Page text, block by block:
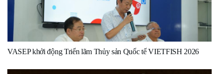
VASEP khởi động Triển lãm Thủy sản Quốc tế VIETFISH 2026